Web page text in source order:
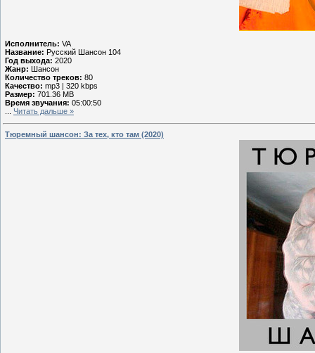
Исполнитель: VA
Название: Русский Шансон 104
Год выхода: 2020
Жанр: Шансон
Количество треков: 80
Качество: mp3 | 320 kbps
Размер: 701.36 MB
Время звучания: 05:00:50
Читать дальше »
Тюремный шансон: За тех, кто там (2020)